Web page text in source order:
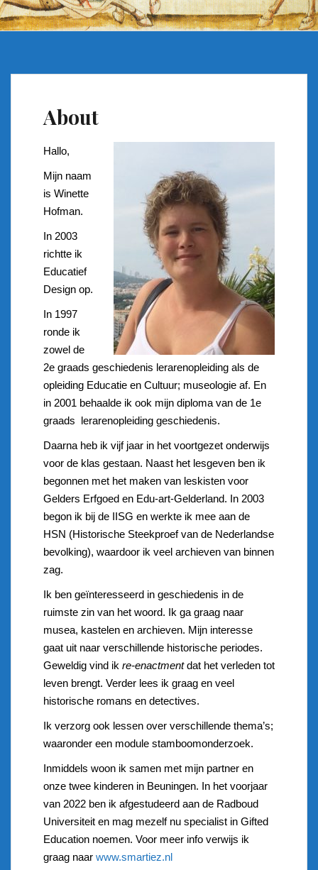
About
Hallo,
Mijn naam
is Winette
Hofman.
In 2003
richtte ik
Educatief
Design op.
In 1997
ronde ik
zowel de
2e graads geschiedenis lerarenopleiding als de
opleiding Educatie en Cultuur; museologie af. En
in 2001 behaalde ik ook mijn diploma van de 1e
graads lerarenopleiding geschiedenis.
Daarna heb ik vijf jaar in het voortgezet onderwijs
voor de klas gestaan. Naast het lesgeven ben ik
begonnen met het maken van leskisten voor
Gelders Erfgoed en Edu-art-Gelderland. In 2003
begon ik bij de IISG en werkte ik mee aan de
HSN (Historische Steekproef van de Nederlandse
bevolking), waardoor ik veel archieven van binnen
zag.
Ik ben geïnteresseerd in geschiedenis in de
ruimste zin van het woord. Ik ga graag naar
musea, kastelen en archieven. Mijn interesse
gaat uit naar verschillende historische periodes.
Geweldig vind ik re-enactmentdat het verleden tot
leven brengt. Verder lees ik graag en veel
historische romans en detectives.
Ik verzorg ook lessen over verschillende thema’s;
waaronder een module stamboomonderzoek.
Inmiddels woon ik samen met mijn partner en
onze twee kinderen in Beuningen. In het voorjaar
van 2022 ben ik afgestudeerd aan de Radboud
Universiteit en mag mezelf nu specialist in Gifted
Education noemen. Voor meer info verwijs ik
graag naar www.smartiez.nl